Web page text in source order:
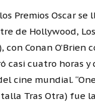
Premios Oscar se
de Hollywood,
con Conan
casi cuatro horas y
cine mundial.
Tras Otra) fue